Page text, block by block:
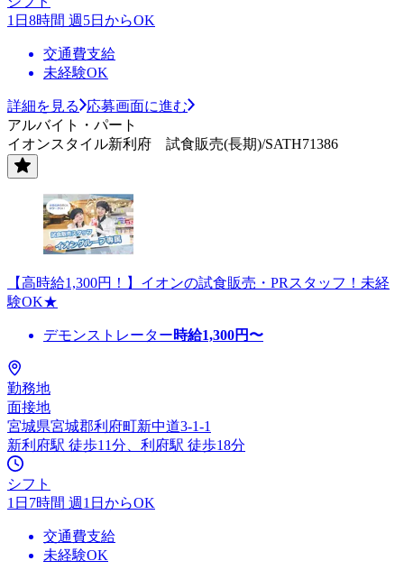
1日8時間 週5日からOK
交通費支給
未経験OK
詳細を見る
応募画面に進む
アルバイト・パート
イオンスタイル新利府 試食販売(長期)/SATH71386
【高時給1,300円！】イオンの試食販売・PRスタッフ！未経
験OK★
デモンストレーター時給1,300円〜
勤務地
面接地
宮城県宮城郡利府町新中道3-1-1
新利府駅 徒歩11分、利府駅 徒歩18分
シフト
1日7時間 週1日からOK
交通費支給
未経験OK